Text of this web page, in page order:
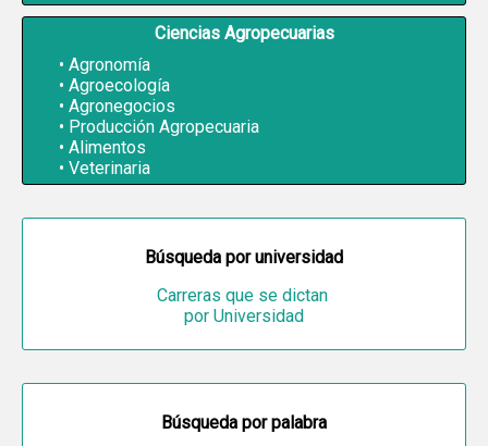
Ciencias Agropecuarias
Agronomía
Agroecología
Agronegocios
Producción Agropecuaria
Alimentos
Veterinaria
Búsqueda por universidad
Carreras que se dictan
por Universidad
Búsqueda por palabra